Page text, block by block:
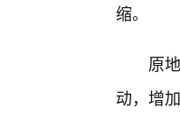
缩。
原
动，增